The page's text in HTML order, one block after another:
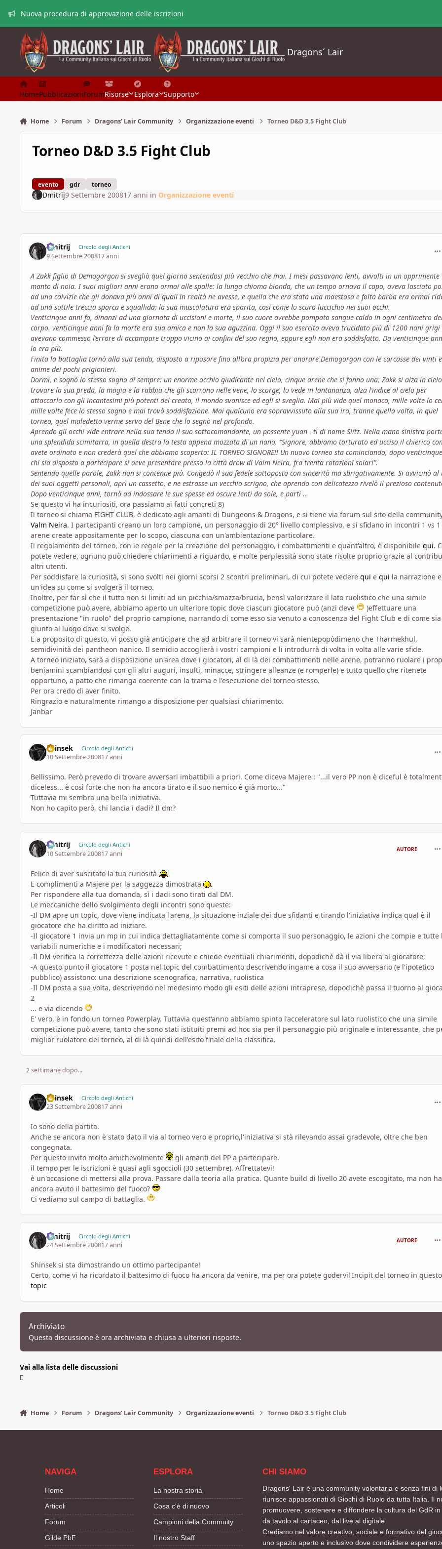
Nuova procedura di approvazione delle iscrizioni
Dragons´ Lair
HomePubblicazioniForumRisorse Esplora Supporto
Home Forum Dragons’ Lair Community Organizzazione eventi Torneo D&D 3.5 Fight Club
Torneo D&D 3.5 Fight Club
evento gdr torneo
Dmitrij9 Settembre 200817 anni in Organizzazione eventi
Dmitrij Circolo degli Antichi
9 Settembre 200817 anni
A Zakk figlio di Demogorgon si svegliò quel giorno sentendosi più vecchio che mai. I mesi passavano lenti, avvolti in un opprimente
manto di noia. I suoi migliori anni erano ormai alle spalle: la lunga chioma bionda, che un tempo ornava il capo, aveva lasciato
ad una calvizie che gli donava più anni di quali in realtà ne avesse, e quella che era stata una maestosa e folta barba era ormai
ad una sottile treccia sporca e squallida; la sua muscolatura era sparita, così come lo scuro luccichio nei suoi occhi.
Venticinque anni fa, dinanzi ad una giornata di uccisioni e morte, il suo cuore avrebbe pompato sangue caldo in ogni centimetro
corpo. venticinque anni fa la morte era sua amica e non la sua aguzzina. Oggi il suo esercito aveva trucidato più di 1200 nani grigi
avevano commesso l’errore di accampare troppo vicino ai confini del suo regno, eppure egli non era soddisfatto. Da venticinque
lo era più.
Finita la battaglia tornò alla sua tenda, disposto a riposare fino all’ora propizia per onorare Demogorgon con le carcasse dei vinti
anime dei pochi prigionieri.
Dormì, e sognò lo stesso sogno di sempre: un enorme occhio giudicante nel cielo, cinque arene che si fanno una; Zakk si alza in
trovare la sua preda, la magia e la rabbia che gli scorrono nelle vene, lo scorge, lo vede in lontananza, alza l’indice al cielo per
attaccarlo con gli incantesimi più potenti del creato, il mondo svanisce ed egli si sveglia. Mai più vide quel monaco, mille volte lo
mille volte fece lo stesso sogno e mai trovò soddisfazione. Mai qualcuno era sopravvissuto alla sua ira, tranne quella volta, in quel
torneo, quel maledetto verme servo del Bene che lo segnò nel profondo.
Aprendo gli occhi vide entrare nella sua tenda il suo sottocomandante, un possente yuan - tì di nome Slitz. Nella mano sinistra
una splendida scimitarra, in quella destra la testa appena mozzata di un nano. “Signore, abbiamo torturato ed ucciso il chierico
avete ordinato e non crederà quel che abbiamo scoperto: IL TORNEO SIGNORE!! Un nuovo torneo sta cominciando, dopo
chi sia disposto a partecipare si deve presentare presso la città drow di Valm Neira, fra trenta rotazioni solari”.
Sentendo quelle parole, Zakk non si contenne più. Congedò il suo fedele sottoposto con sincerità ma sbrigativamente. Si avvicinò al
dei suoi oggetti personali, aprì un cassetto, e ne estrasse un vecchio scrigno, che aprendo con delicatezza rivelò il prezioso
Dopo venticinque anni, tornò ad indossare le sue spesse ed oscure lenti da sole, e partì …
Se questo vi ha incuriositi, ora passiamo ai fatti concreti 8)
Il torneo si chiama FIGHT CLUB, è dedicato agli amanti di Dungeons & Dragons, e si tiene via forum sul sito della
Valm Neira. I partecipanti creano un loro campione, un personaggio di 20° livello complessivo, e si sfidano in incontri 1 vs
arene create appositamente per lo scopo, ciascuna con un'ambientazione particolare.
Il regolamento del torneo, con le regole per la creazione del personaggio, i combattimenti e quant'altro, è disponibile qui.
potete vedere, ognuno può chiedere chiarimenti a riguardo, e molte perplessità sono state risolte proprio grazie al
altri utenti.
Per soddisfare la curiosità, si sono svolti nei giorni scorsi 2 scontri preliminari, di cui potete vedere qui e qui la narrazione
un'idea su come si svolgerà il torneo.
Inoltre, per far sì che il tutto non si limiti ad un picchia/smazza/brucia, bensì valorizzare il lato ruolistico che una simile
competizione può avere, abbiamo aperto un ulteriore topic dove ciascun giocatore può (anzi deve
)effettuare una
presentazione "in ruolo" del proprio campione, narrando di come esso sia venuto a conoscenza del Fight Club e di come sia
giunto al luogo dove si svolge.
E a proposito di questo, vi posso già anticipare che ad arbitrare il torneo vi sarà nientepopòdimeno che Tharmekhul,
semidivinità dei pantheon nanico. Il semidio accoglierà i vostri campioni e li introdurrà di volta in volta alle varie sfide.
A torneo iniziato, sarà a disposizione un'area dove i giocatori, al di là dei combattimenti nelle arene, potranno ruolare i
beniamini scambiandosi con gli altri auguri, insulti, minacce, stringere alleanze (e romperle) e tutto quello che ritenete
opportuno, a patto che rimanga coerente con la trama e l'esecuzione del torneo stesso.
Per ora credo di aver finito.
Ringrazio e naturalmente rimango a disposizione per qualsiasi chiarimento.
Janbar
Shinsek Circolo degli Antichi
10 Settembre 200817 anni
Bellissimo. Però prevedo di trovare avversari imbattibili a priori. Come diceva Majere : "...il vero PP non è diceful è
diceless... è così forte che non ha ancora tirato e il suo nemico è già morto..."
Tuttavia mi sembra una bella iniziativa.
Non ho capito però, chi lancia i dadi? Il dm?
Dmitrij Circolo degli Antichi
10 Settembre 200817 anni
AUTORE
Felice di aver suscitato la tua curiosità
E complimenti a Majere per la saggezza dimostrata
Per rispondere alla tua domanda, sì i dadi sono tirati dal DM.
Le meccaniche dello svolgimento degli incontri sono queste:
-Il DM apre un topic, dove viene indicata l'arena, la situazione inziale dei due sfidanti e tirando l'iniziativa indica qual è il
giocatore che ha diritto ad iniziare.
-Il giocatore 1 invia un mp in cui indica dettagliatamente come si comporta il suo personaggio, le azioni che compie e tutte
variabili numeriche e i modificatori necessari;
-Il DM verifica la correttezza delle azioni ricevute e chiede eventuali chiarimenti, dopodichè dà il via libera al giocatore;
-A questo punto il giocatore 1 posta nel topic del combattimento descrivendo ingame a cosa il suo avversario (e l'ipotetico
pubblico) assistono: una descrizione scenografica, narrativa, ruolistica
-Il DM posta a sua volta, descrivendo nel medesimo modo gli esiti delle azioni intraprese, dopodichè passa il tuorno al
2
... e via dicendo
E' vero, è in fondo un torneo Powerplay. Tuttavia quest'anno abbiamo spinto l'acceleratore sul lato ruolistico che una simile
competizione può avere, tanto che sono stati istituiti premi ad hoc sia per il personaggio più originale e interessante, che
miglior ruolatore del torneo, al di là quindi dell'esito finale della classifica.
2 settimane dopo...
Shinsek Circolo degli Antichi
23 Settembre 200817 anni
Io sono della partita.
Anche se ancora non è stato dato il via al torneo vero e proprio,l'iniziativa si stà rilevando assai gradevole, oltre che ben
congegnata.
Per questo invito molto amichevolmente
gli amanti del PP a partecipare.
il tempo per le iscrizioni è quasi agli sgoccioli (30 settembre). Affrettatevi!
è un'occasione di mettersi alla prova. Passare dalla teoria alla pratica. Quante build di livello 20 avete escogitato, ma non
ancora avuto il battesimo del fuoco?
Ci vediamo sul campo di battaglia.
Dmitrij Circolo degli Antichi
24 Settembre 200817 anni
AUTORE
Shinsek si sta dimostrando un ottimo partecipante!
Certo, come vi ha ricordato il battesimo di fuoco ha ancora da venire, ma per ora potete godervil'Incipit del torneo in questo
topic
Archiviato
Questa discussione è ora archiviata e chiusa a ulteriori risposte.
Vai alla lista delle discussioni
Home Forum Dragons’ Lair Community Organizzazione eventi Torneo D&D 3.5 Fight Club
NAVIGA
Home
Articoli
Forum
Gilde PbF
ESPLORA
La nostra storia
Cosa c'è di nuovo
Campioni della Commuity
Il nostro Staff
CHI SIAMO
Dragons' Lair è una community volontaria e senza fini di
riunisce appassionati di Giochi di Ruolo da tutta Italia. Il
promuovere, sostenere e diffondere la cultura del GdR
da tavolo al cartaceo, dal live al digitale.
Crediamo nel valore creativo, sociale e formativo del
uno spazio aperto e inclusivo dove condividere